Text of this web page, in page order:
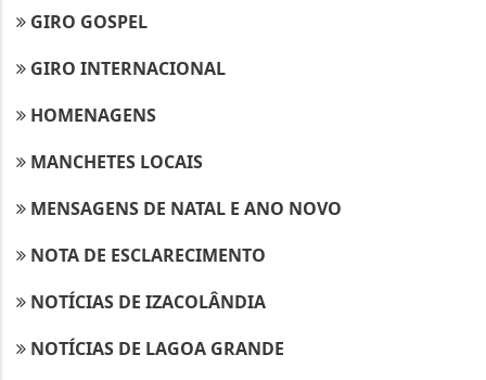
GIRO GOSPEL
GIRO INTERNACIONAL
HOMENAGENS
MANCHETES LOCAIS
MENSAGENS DE NATAL E ANO NOVO
NOTA DE ESCLARECIMENTO
NOTÍCIAS DE IZACOLÂNDIA
NOTÍCIAS DE LAGOA GRANDE